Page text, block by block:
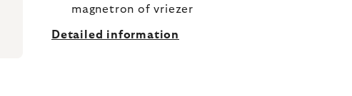
magnetron of vriezer
Detailed information